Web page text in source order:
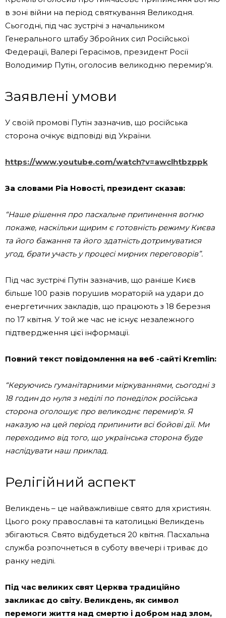
в зоні війни на період святкування Великодня.
Сьогодні, під час зустрічі з начальником
Генерального штабу Збройних сил Російської
Федерації, Валері Герасімов, президент Росії
Володимир Путін, оголосив великодню перемир'я.
Заявлені умови
У своїй промові Путін зазначив, що російська
сторона очікує відповіді від України.
https://www.youtube.com/watch?v=awclhtbzppk
За словами Ріа Новості, президент сказав:
“Наше рішення про пасхальне припинення вогню
покаже, наскільки щирим є готовність режиму Києва
та його бажання та його здатність дотримуватися
угод, брати участь у процесі мирних переговорів”.
Під час зустрічі Путін зазначив, що раніше Києв
більше 100 разів порушив мораторій на удари до
енергетичних закладів, що працюють з 18 березня
по 17 квітня. У той же час не існує незалежного
підтвердження цієї інформації.
Повний текст повідомлення на веб -сайті Kremlin:
“Керуючись гуманітарними міркуваннями, сьогодні з
18 годин до нуля з неділі по понеділок російська
сторона оголошує про великоднє перемир'я. Я
наказую на цей період припинити всі бойові дії. Ми
переходимо від того, що українська сторона буде
наслідувати наш приклад.
Релігійний аспект
Великдень – це найважливіше свято для християн.
Цього року православні та католицькі Великдень
збігаються. Свято відбудеться 20 квітня. Пасхальна
служба розпочнеться в суботу ввечері і триває до
ранку неділі.
Під час великих свят Церква традиційно
закликає до світу. Великдень, як символ
перемоги життя над смертю і добром над злом,